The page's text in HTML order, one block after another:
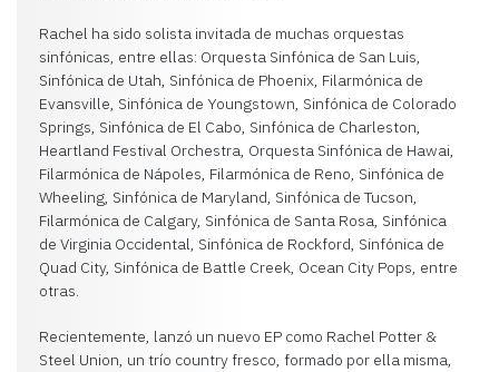
Rachel ha sido solista invitada de muchas orquestas
sinfónicas, entre ellas: Orquesta Sinfónica de San Luis,
Sinfónica de Utah, Sinfónica de Phoenix, Filarmónica de
Evansville, Sinfónica de Youngstown, Sinfónica de Colorado
Springs, Sinfónica de El Cabo, Sinfónica de Charleston,
Heartland Festival Orchestra, Orquesta Sinfónica de Hawai,
Filarmónica de Nápoles, Filarmónica de Reno, Sinfónica de
Wheeling, Sinfónica de Maryland, Sinfónica de Tucson,
Filarmónica de Calgary, Sinfónica de Santa Rosa, Sinfónica
de Virginia Occidental, Sinfónica de Rockford, Sinfónica de
Quad City, Sinfónica de Battle Creek, Ocean City Pops, entre
otras.
Recientemente, lanzó un nuevo EP como Rachel Potter &
Steel Union, un trío country fresco, formado por ella misma,